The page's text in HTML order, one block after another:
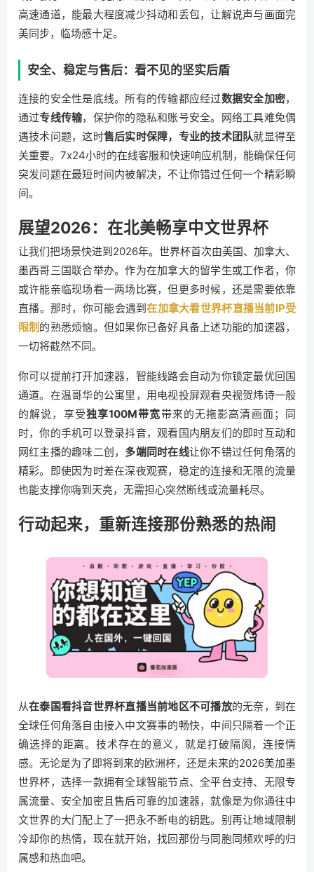
高速通道，能最大程度减少抖动和丢包，让解说声与画面完
美同步，临场感十足。
安全、稳定与售后：看不见的坚实后盾
连接的安全性是底线。所有的传输都应经过数据安全加密，
通过专线传输，保护你的隐私和账号安全。网络工具难免偶
遇技术问题，这时售后实时保障，专业的技术团队就显得至
关重要。7x24小时的在线客服和快速响应机制，能确保任何
突发问题在最短时间内被解决，不让你错过任何一个精彩瞬
间。
展望2026：在北美畅享中文世界杯
让我们把场景快进到2026年。世界杯首次由美国、加拿大、
墨西哥三国联合举办。作为在加拿大的留学生或工作者，你
或许能亲临现场看一两场比赛，但更多时候，还是需要依靠
直播。那时，你可能会遇到在加拿大看世界杯直播当前IP受
限制 的熟悉烦恼。但如果你已备好具备上述功能的加速器，
一切将截然不同。
你可以提前打开加速器，智能线路会自动为你锁定最优回国
通道。在温哥华的公寓里，用电视投屏观看央视贺炜诗一般
的解说，享受独享100M带宽带来的无拖影高清画面；同
时，你的手机可以登录抖音，观看国内朋友们的即时互动和
网红主播的趣味二创， 多端同时在线让你不错过任何角落的
精彩。即使因为时差在深夜观赛，稳定的连接和无限的流量
也能支撑你嗨到天亮，无需担心突然断线或流量耗尽。
行动起来，重新连接那份熟悉的热闹
从在泰国看抖音世界杯直播当前地区不可播放的无奈，到在
全球任何角落自由接入中文赛事的畅快，中间只隔着一个正
确选择的距离。技术存在的意义，就是打破隔阂，连接情
感。无论是为了即将到来的欧洲杯，还是未来的2026美加墨
世界杯，选择一款拥有全球智能节点、全平台支持、无限专
属流量、安全加密且售后可靠的加速器，就像是为你通往中
文世界的大门配上了一把永不断电的钥匙。别再让地域限制
冷却你的热情，现在就开始，找回那份与同胞同频欢呼的归
属感和热血吧。